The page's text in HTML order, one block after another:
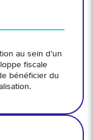
au sein d’un
fiscale
bénéficier du